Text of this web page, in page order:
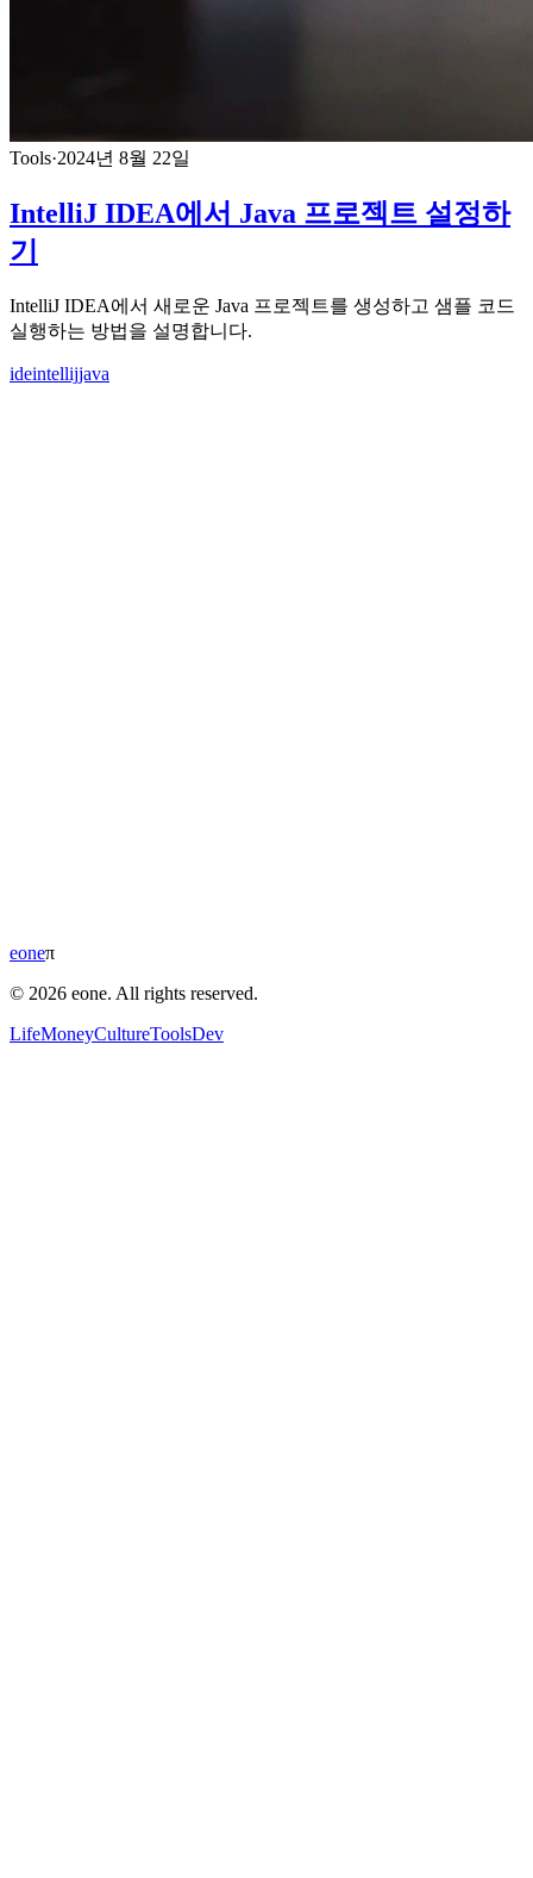
Tools·2024년 8월 22일
IntelliJ IDEA에서 Java 프로젝트 설정하
기
IntelliJ IDEA에서 새로운 Java 프로젝트를 생성하고 샘플 코드
실행하는 방법을 설명합니다.
ideintellijjava
eoneπ
© 2026 eone. All rights reserved.
LifeMoneyCultureToolsDev